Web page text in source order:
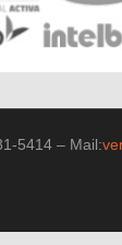
5414 – Mail: